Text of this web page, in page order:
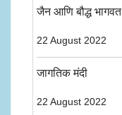
जैन आणि बौद्ध भागवत
22 August 2022
जागतिक मंदी
22 August 2022